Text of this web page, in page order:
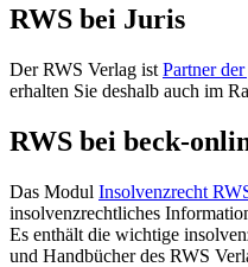
RWS bei Juris
Der RWS Verlag ist Partner
erhalten Sie deshalb auch im
RWS bei beck-
Das Modul Insolvenzrecht
insolvenzrechtliches
Es enthält die wichtige
und Handbücher des RWS